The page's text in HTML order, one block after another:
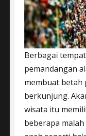
Berbagai
pemandangan
membuat betah
berkunjung.
wisata itu
beberapa